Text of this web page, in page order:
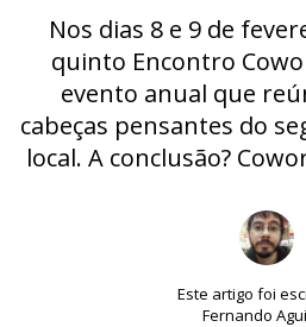
Nos dias 8 e 9 de
quinto Encontro
evento anual que
cabeças pensantes do
local. A conclusão?
Este artigo foi
Fernando